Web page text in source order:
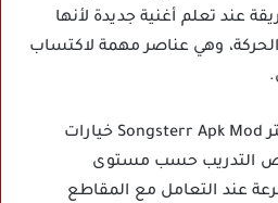
عند تعلم أغنية جديدة لأنها
وهي عناصر مهمة لاكتساب
يوفر تنزيل برنامج سونغستر Songsterr Apk Mod خيارات
التدريب حسب مستوى
عند التعامل مع المقاطع